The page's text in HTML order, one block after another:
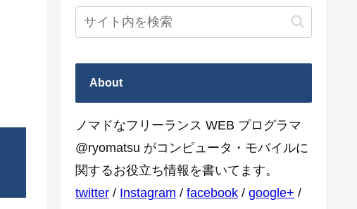
About
ノマドなフリーランス WEB プログラマ
@ryomatsu がコンピュータ・モバイルに
関するお役立ち情報を書いてます。
twitter / Instagram / facebook / google+ /